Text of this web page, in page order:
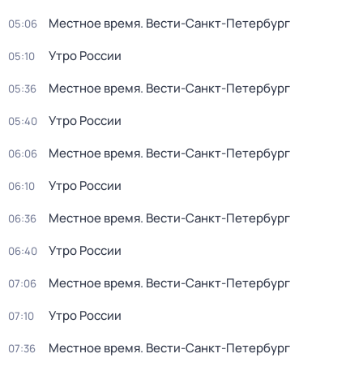
05:06 Местное время. Вести-Санкт-Петербург
05:10 Утро России
05:36 Местное время. Вести-Санкт-Петербург
05:40 Утро России
06:06 Местное время. Вести-Санкт-Петербург
06:10 Утро России
06:36 Местное время. Вести-Санкт-Петербург
06:40 Утро России
07:06 Местное время. Вести-Санкт-Петербург
07:10 Утро России
07:36 Местное время. Вести-Санкт-Петербург